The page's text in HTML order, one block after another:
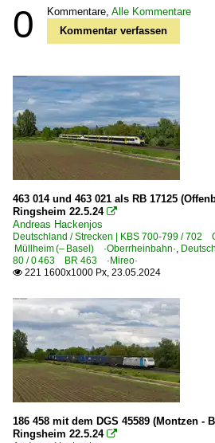
0 Kommentare, Alle Kommentare
Kommentar verfassen
463 014 und 463 021 als RB 17125
Ringsheim 22.5.24 
Andreas Hackenjos
Deutschland / Strecken | KBS 700-799 / 702
Müllheim (– Basel) ·Oberrheinbahn·,
80 / 0 463 BR 463 ·Mireo·
 221 1600x1000 Px, 23.05.2024
186 458 mit dem DGS 45589 (Montzen -
Ringsheim 22.5.24 